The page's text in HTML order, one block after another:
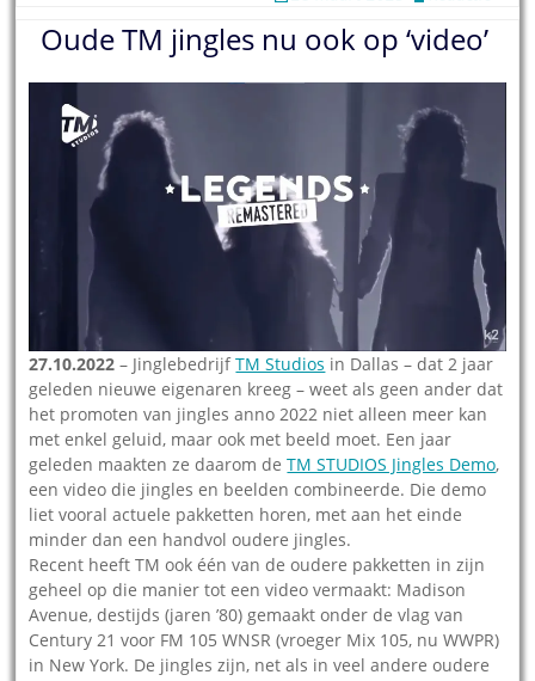
Oude TM jingles nu ook op ‘video’
27.10.2022 – JinglebedrijfTM Studios in Dallas – dat 2 jaar
geleden nieuwe eigenaren kreeg – weet als geen ander dat
het promoten van jingles anno 2022 niet alleen meer kan
met enkel geluid, maar ook met beeld moet. Een jaar
geleden maakten ze daarom deTM STUDIOS Jingles Demo,
een video die jingles en beelden combineerde. Die demo
liet vooral actuele pakketten horen, met aan het einde
minder dan een handvol oudere jingles.
Recent heeft TM ook één van de oudere pakketten in zijn
geheel op die manier tot een video vermaakt: Madison
Avenue, destijds (jaren ’80) gemaakt onder de vlag van
Century 21 voor FM 105 WNSR (vroeger Mix 105, nu WWPR)
in New York. De jingles zijn, net als in veel andere oudere